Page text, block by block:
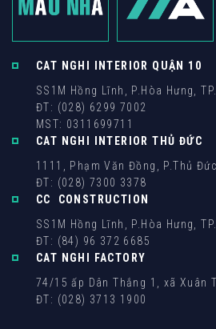
CAT NGHI INTERIOR QUẬN 10
SS1M Hồng Lĩnh, P.Hòa Hưng,
ĐT: (028) 6299 7002
MST: 0311699711
CAT NGHI INTERIOR THỦ ĐỨC
1111, Phạm Văn Đồng, P.Thủ
ĐT: (028) 7300 3378
CC CONSTRUCTION
SS1M Hồng Lĩnh, P.Hòa Hưng,
ĐT: (84) 96 372 6685
CAT NGHI FACTORY
74/15 ấp Dân Thắng 1, xã Xuân
ĐT: (028) 3713 1900